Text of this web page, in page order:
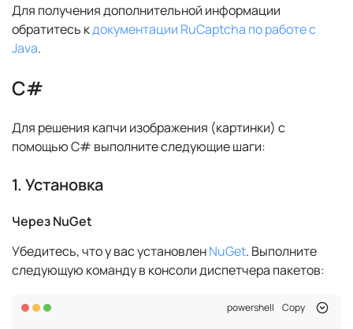
Для получения дополнительной информации
обратитесь кдокументации RuCaptcha по работе с
Java.
C#
Для решения капчи изображения (картинки) с
помощью C# выполните следующие шаги:
1. Установка
Через NuGet
Убедитесь, что у вас установленNuGet. Выполните
следующую команду в консоли диспетчера пакетов:
powershell Copy